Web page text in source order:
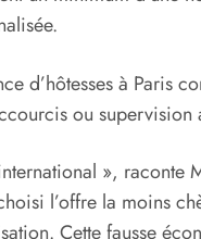
d’hôtesses à Paris
ou supervision
»,
l’offre la moins
Cette fausse